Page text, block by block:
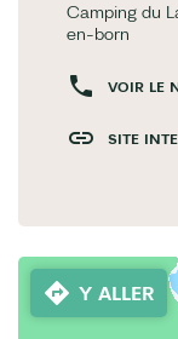
Camping du
en-born
VOIR LE
SITE
Y ALLER